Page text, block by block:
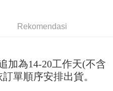
Mobile dan tersedia untuk
ke proses transaksi OP Pay
mengesahkan nombor telefon
dan menetapkan tarikh
selepas pengesahan SMS.
disahkan. Produk akan
Rekomendasi
加為14-20工作天(不含
單順序安排出貨。